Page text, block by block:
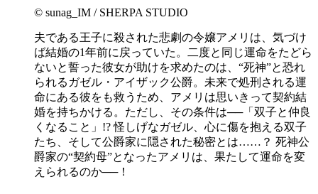
© sunag_IM / SHERPA STUDIO
夫である王子に殺された悲劇の令嬢アメリは、気づけ
ば結婚の1年前に戻っていた。二度と同じ運命をたどら
ないと誓った彼女が助けを求めたのは、“死神”と恐れ
られるガゼル・アイザック公爵。未来で処刑される運
命にある彼をも救うため、アメリは思いきって契約結
婚を持ちかける。ただし、その条件は──「双子と仲良
くなること」!? 怪しげなガゼル、心に傷を抱える双子
たち、そして公爵家に隠された秘密とは……？ 死神公
爵家の“契約母”となったアメリは、果たして運命を変
えられるのか──！